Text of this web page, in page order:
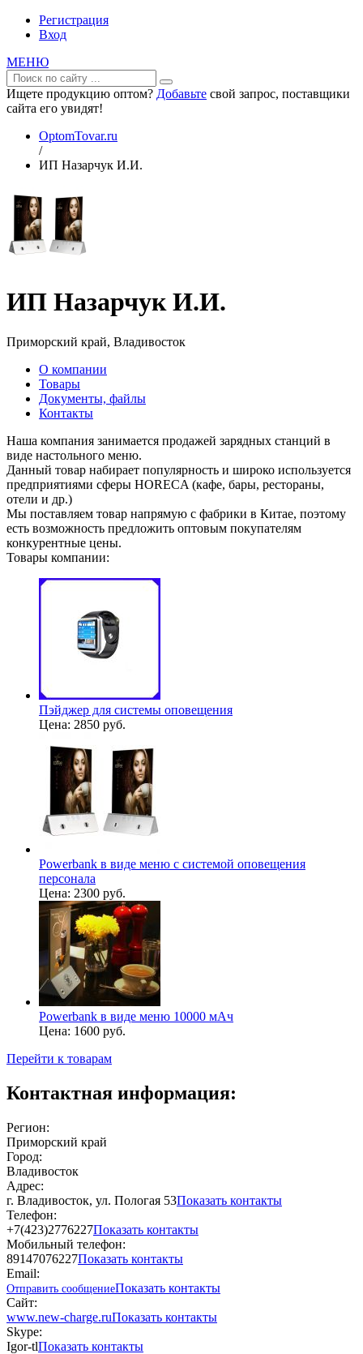
Регистрация
Вход
МЕНЮ
Ищете продукцию оптом? Добавьте свой запрос, поставщики
сайта его увидят!
OptomTovar.ru
/
ИП Назарчук И.И.
ИП Назарчук И.И.
Приморский край, Владивосток
О компании
Товары
Документы, файлы
Контакты
Наша компания занимается продажей зарядных станций в
виде настольного меню.
Данный товар набирает популярность и широко используется
предприятиями сферы HORECA (кафе, бары, рестораны,
отели и др.)
Мы поставляем товар напрямую с фабрики в Китае, поэтому
есть возможность предложить оптовым покупателям
конкурентные цены.
Товары компании:
Пэйджер для системы оповещения
Цена: 2850 руб.
Powerbank в виде меню с системой оповещения
персонала
Цена: 2300 руб.
Powerbank в виде меню 10000 мАч
Цена: 1600 руб.
Перейти к товарам
Контактная информация:
Регион:
Приморский край
Город:
Владивосток
Адрес:
г. Владивосток, ул. Пологая 53Показать контакты
Телефон:
+7(423)2776227Показать контакты
Мобильный телефон:
89147076227Показать контакты
Email:
Отправить сообщениеПоказать контакты
Сайт:
www.new-charge.ruПоказать контакты
Skype:
Igor-tlПоказать контакты